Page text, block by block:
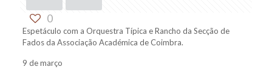
0
Espetáculo com a Orquestra Típica e Rancho da Secção de
Fados da Associação Académica de Coimbra.
9 de março